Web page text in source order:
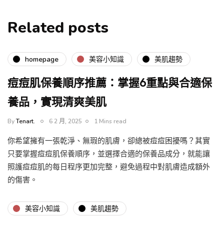
Related posts
homepage 美容小知識 美肌趨勢
痘痘肌保養順序推薦：掌握6重點與合適保
養品，實現清爽美肌
ByTenart. 6 2 月, 2025 1 Mins read
你希望擁有一張乾淨、無瑕的肌膚，卻總被痘痘困擾嗎？其實
只要掌握痘痘肌保養順序，並選擇合適的保養品成分，就能讓
照護痘痘肌的每日程序更加完整，避免過程中對肌膚造成額外
的傷害。
美容小知識 美肌趨勢